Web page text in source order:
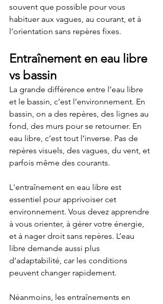
souvent que possible pour vous
habituer aux vagues, au courant, et à
l’orientation sans repères fixes.
Entraînement en eau libre
vs bassin
La grande différence entre l’eau libre
et le bassin, c’est l’environnement. En
bassin, on a des repères, des lignes au
fond, des murs pour se retourner. En
eau libre, c’est tout l’inverse. Pas de
repères visuels, des vagues, du vent, et
parfois même des courants.
L'entraînement en eau libre est
essentiel pour apprivoiser cet
environnement. Vous devez apprendre
à vous orienter, à gérer votre énergie,
et à nager droit sans repères. L’eau
libre demande aussi plus
d’adaptabilité, car les conditions
peuvent changer rapidement.
Néanmoins, les entraînements en